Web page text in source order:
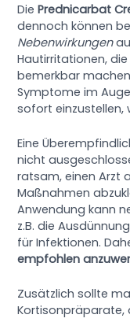
DiePrednicarbat
dennoch können
Nebenwirkungen
Hautirritationen,
bemerkbar
Symptome im
sofort einzustellen,
Eine
nicht
ratsam, einen Arzt
Maßnahmen
Anwendung kann
z.B. die
für Infektionen.
empfohlen
Zusätzlich sollte
Kortisonpräparate,